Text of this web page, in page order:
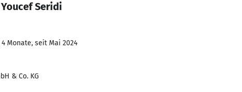
Seridi
4 Monate, seit Mai 2024
& Co. KG